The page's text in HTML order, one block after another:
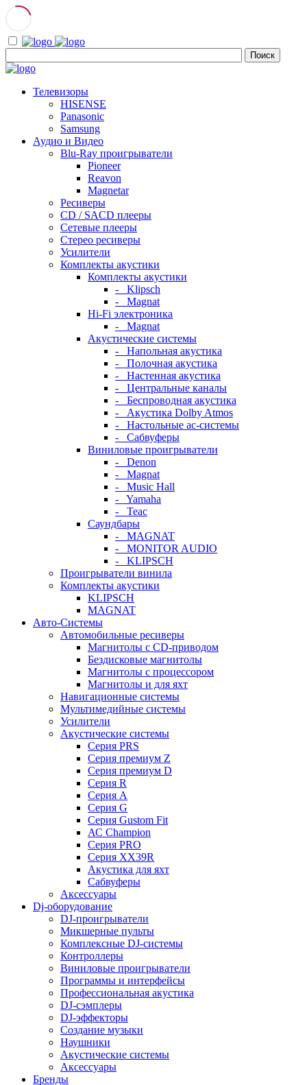
Телевизоры
HISENSE
Panasonic
Samsung
Аудио и Видео
Blu-Ray проигрыватели
Pioneer
Reavon
Magnetar
Ресиверы
CD / SACD плееры
Сетевые плееры
Стерео ресиверы
Усилители
Комплекты акустики
Комплекты акустики
- Klipsch
- Magnat
Hi-Fi электроника
- Magnat
Акустические системы
- Напольная акустика
- Полочная акустика
- Настенная акустика
- Центральные каналы
- Беспроводная акустика
- Акустика Dolby Atmos
- Настольные ас-системы
- Сабвуферы
Виниловые проигрыватели
- Denon
- Magnat
- Music Hall
- Yamaha
- Teac
Саундбары
- MAGNAT
- MONITOR AUDIO
- KLIPSCH
Проигрыватели винила
Комплекты акустики
KLIPSCH
MAGNAT
Авто-Системы
Автомобильные ресиверы
Магнитолы с CD-приводом
Бездисковые магнитолы
Магнитолы с процессором
Магнитолы и для яхт
Навигационные системы
Мультимедийные системы
Усилители
Акустические системы
Cерия PRS
Cерия премиум Z
Cерия премиум D
Cерия R
Cерия A
Cерия G
Cерия Gustom Fit
АС Champion
Cерия PRO
Cерия XX39R
Акустика для яхт
Сабвуферы
Аксессуары
Dj-оборудование
DJ-проигрыватели
Микшерные пульты
Комплексные DJ-системы
Контроллеры
Виниловые проигрыватели
Программы и интерфейсы
Профессиональная акустика
DJ-сэмплеры
DJ-эффекторы
Создание музыки
Наушники
Акустические системы
Аксессуары
Бренды